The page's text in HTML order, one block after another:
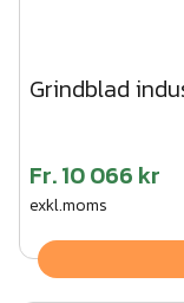
Grindblad
Fr.10 066 kr
exkl.moms